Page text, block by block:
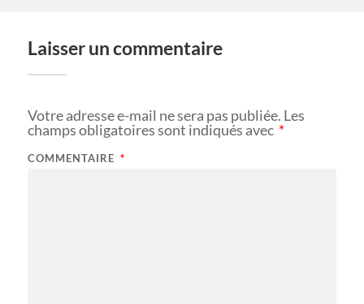
Laisser un commentaire
Votre adresse e-mail ne sera pas publiée. Les
champs obligatoires sont indiqués avec *
COMMENTAIRE *